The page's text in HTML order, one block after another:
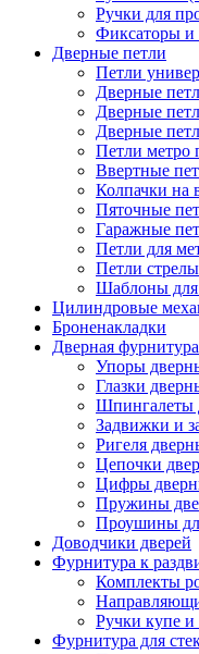
Ручки для
Фиксаторы и
Дверные петли
Петли
Дверные
Дверные
Дверные
Петли метро
Ввертные
Колпачки на
Пяточные
Гаражные
Петли для
Петли стрелы
Шаблоны для
Цилиндровые
Броненакладки
Дверная фурнитура
Упоры
Глазки
Шпингалеты
Задвижки и
Ригеля
Цепочки
Цифры
Пружины
Проушины
Доводчики дверей
Фурнитура к
Комплекты
Ручки купе
Фурнитура для